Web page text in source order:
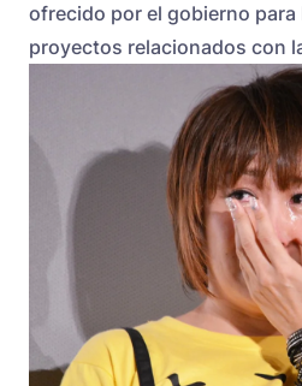
ofrecido por el gobierno
proyectos relacionados con